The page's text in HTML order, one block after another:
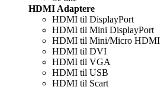
HDMI Adaptere
HDMI til DisplayPort
HDMI til Mini DisplayPort
HDMI til Mini/Micro HDMI
HDMI til DVI
HDMI til VGA
HDMI til USB
HDMI til Scart